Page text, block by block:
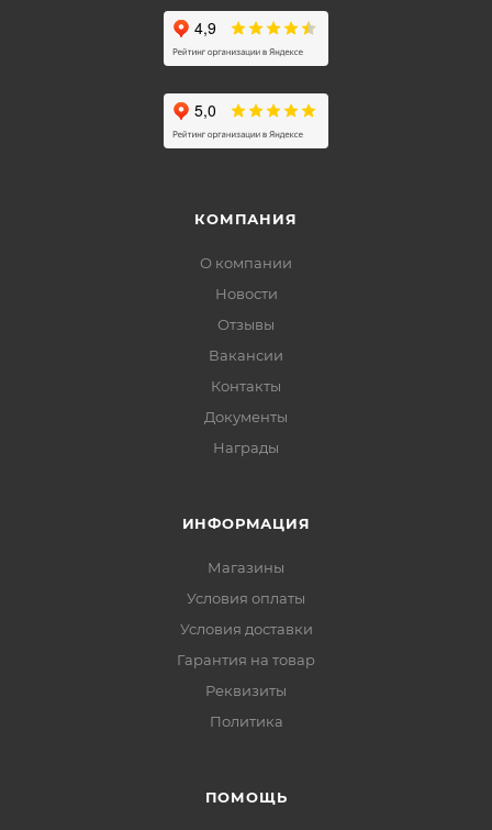
КОМПАНИЯ
О компании
Новости
Отзывы
Вакансии
Контакты
Документы
Награды
ИНФОРМАЦИЯ
Магазины
Условия оплаты
Условия доставки
Гарантия на товар
Реквизиты
Политика
ПОМОЩЬ